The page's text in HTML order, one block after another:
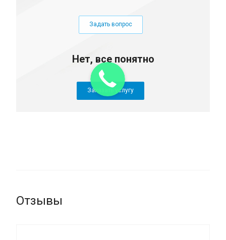
Задать вопрос
Нет, все понятно
Заказать услугу
Отзывы